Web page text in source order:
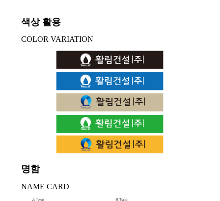
색상 활용
COLOR VARIATION
명함
NAME CARD